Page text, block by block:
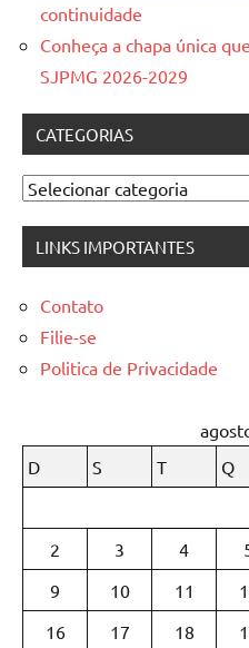
continuidade
Conheça a chapa única
SJPMG 2026-2029
CATEGORIAS
Categorias
LINKS IMPORTANTES
Contato
Filie-se
Politica de Privacidade
D
S T Q
2
3 4
9
10 11
16
17 18